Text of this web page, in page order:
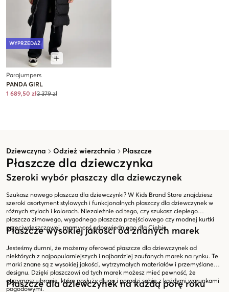
Dziewczyna Odzież wierzchnia Płaszcze
Płaszcze dla dziewczynka
Szeroki wybór płaszczy dla dziewczynek
Szukasz nowego płaszcza dla dziewczynki? W Kids Brand Store znajdziesz
szeroki asortyment stylowych i funkcjonalnych płaszczy dla dziewczynek w
różnych stylach i kolorach. Niezależnie od tego, czy szukasz ciepłego
płaszcza zimowego, wygodnego płaszcza przejściowego czy modnej kurtki
przeciwdeszczowej, mamy coś odpowiedniego dla Ciebie.
Płaszcze wysokiej jakości od znanych marek
Jesteśmy dumni, że możemy oferować płaszcze dla dziewczynek od
niektórych z najpopularniejszych i najbardziej zaufanych marek na rynku. Te
marki znane są z wysokiej jakości, wytrzymałych materiałów i przemyślanego
designu. Dzięki płaszczowi od tych marek możesz mieć pewność, że
otrzymasz ubranie, które posłuży długo i poradzi sobie z każdymi warunkami
pogodowymi.
Płaszcze dla dziewczynek na każdą porę roku
WYPRZEDAŻ
Parajumpers
PANDA GIRL
1 689,50 zł3 379 zł